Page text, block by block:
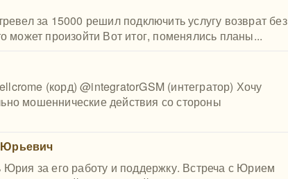
за 15000 решил подключить услугу возврат без
может произойти Вот итог, поменялись планы...
(корд) @integratorGSM (интегратор) Хочу
мошеннические действия со стороны
Юрия за его работу и поддержку. Встреча с Юрием